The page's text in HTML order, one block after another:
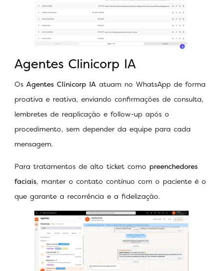
Agentes Clinicorp IA
Os Agentes Clinicorp IA atuam no WhatsApp de forma
proativa e reativa, enviando confirmações de consulta,
lembretes de reaplicação e follow-up após o
procedimento, sem depender da equipe para cada
mensagem.
Para tratamentos de alto ticket como preenchedores
faciais, manter o contato contínuo com o paciente é o
que garante a recorrência e a fidelização.